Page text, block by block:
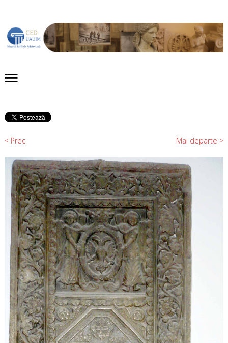
Despre noi
Expoziții
Colecții
Contact
< Prec Mai departe >